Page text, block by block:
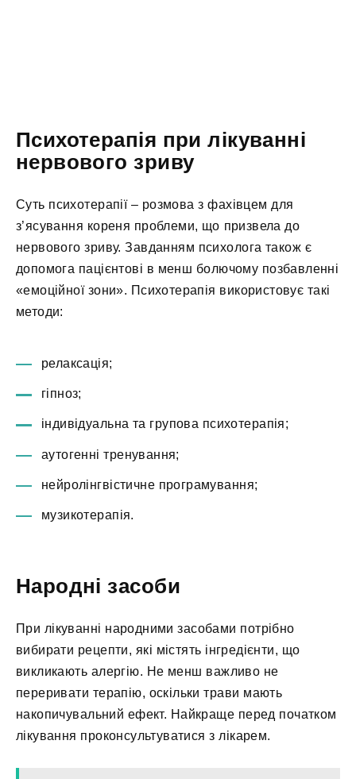
Психотерапія при лікуванні
нервового зриву
Суть психотерапії – розмова з фахівцем для
з’ясування кореня проблеми, що призвела до
нервового зриву. Завданням психолога також є
допомога пацієнтові в менш болючому позбавленні
«емоційної зони». Психотерапія використовує такі
методи:
релаксація;
гіпноз;
індивідуальна та групова психотерапія;
аутогенні тренування;
нейролінгвістичне програмування;
музикотерапія.
Народні засоби
При лікуванні народними засобами потрібно
вибирати рецепти, які містять інгредієнти, що
викликають алергію. Не менш важливо не
переривати терапію, оскільки трави мають
накопичувальний ефект. Найкраще перед початком
лікування проконсультуватися з лікарем.